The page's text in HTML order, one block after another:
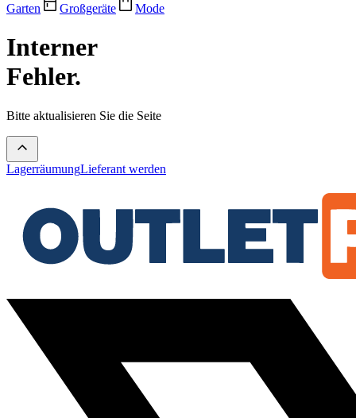
Garten
Großgeräte Mode
Interner
Fehler.
Bitte aktualisieren Sie die Seite
LagerräumungLieferant werden